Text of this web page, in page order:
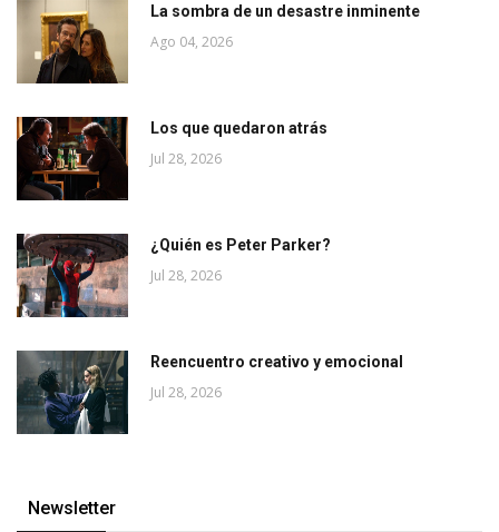
La sombra de un desastre inminente
Ago 04, 2026
Los que quedaron atrás
Jul 28, 2026
¿Quién es Peter Parker?
Jul 28, 2026
Reencuentro creativo y emocional
Jul 28, 2026
Newsletter